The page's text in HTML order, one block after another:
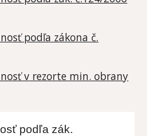
podľa zákona č.
v rezorte min. obrany
podľa zák.